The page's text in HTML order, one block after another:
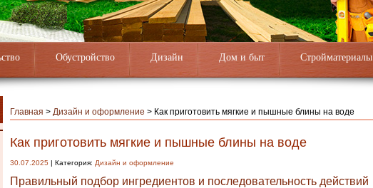
Обустройство Дизайн Дом и быт Стройматериалы
Главная > Дизайн и оформление > Как приготовить мягкие и пышные блины на воде
Как приготовить мягкие и пышные блины на воде
30.07.2025 | Категория: Дизайн и оформление
Правильный подбор ингредиентов и последовательность действий